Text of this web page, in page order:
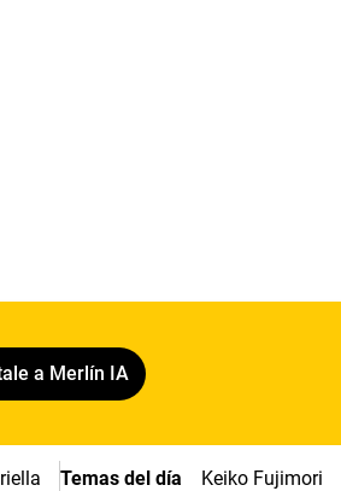
a Merlín IA
Temas del día Keiko Fujimori